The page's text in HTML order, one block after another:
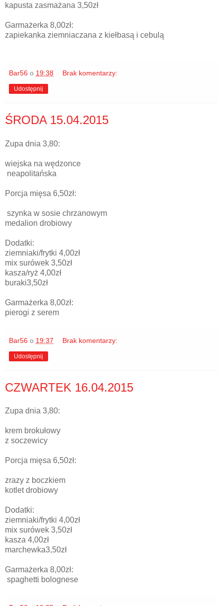
kapusta zasmażana 3,50zł
Garmażerka 8,00zł:
zapiekanka ziemniaczana z kiełbasą i cebulą
Bar56 o 19:38 Brak komentarzy:
Udostępnij
ŚRODA 15.04.2015
Zupa dnia 3,80:
wiejska na wędzonce
neapolitańska
Porcja mięsa 6,50zł:
szynka w sosie chrzanowym
medalion drobiowy
Dodatki:
ziemniaki/frytki 4,00zł
mix surówek 3,50zł
kasza/ryż 4,00zł
buraki3,50zł
Garmażerka 8,00zł:
pierogi z serem
Bar56 o 19:37 Brak komentarzy:
Udostępnij
CZWARTEK 16.04.2015
Zupa dnia 3,80:
krem brokułowy
z soczewicy
Porcja mięsa 6,50zł:
zrazy z boczkiem
kotlet drobiowy
Dodatki:
ziemniaki/frytki 4,00zł
mix surówek 3,50zł
kasza 4,00zł
marchewka3,50zł
Garmażerka 8,00zł:
spaghetti bolognese